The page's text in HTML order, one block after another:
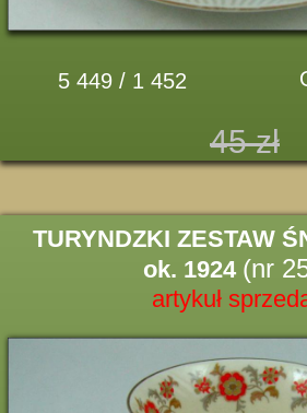
5 449 / 1 452
45 zł
TURYNDZKI ZESTAW
ok. 1924 (nr
artykuł